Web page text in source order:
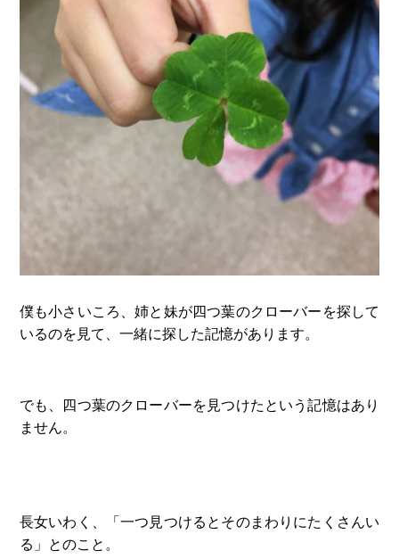
僕も小さいころ、姉と妹が四つ葉のクローバーを探して
いるのを見て、一緒に探した記憶があります。
でも、四つ葉のクローバーを見つけたという記憶はあり
ません。
長女いわく、「一つ見つけるとそのまわりにたくさんい
る」とのこと。